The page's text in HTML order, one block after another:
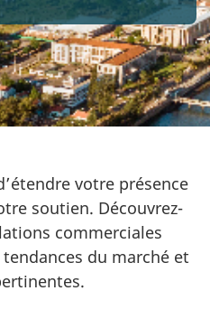
votre présence
soutien. Découvrez-
commerciales
du marché et